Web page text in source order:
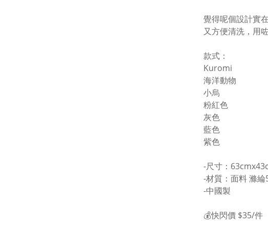
覺得呢個設計實
又方便清洗，用
款式：
Kuromi
海洋動物
小烏
粉紅色
灰色
藍色
紫色
-尺寸：
-材質：面料 滌綸
-中國製
💰快閃價 $35/件